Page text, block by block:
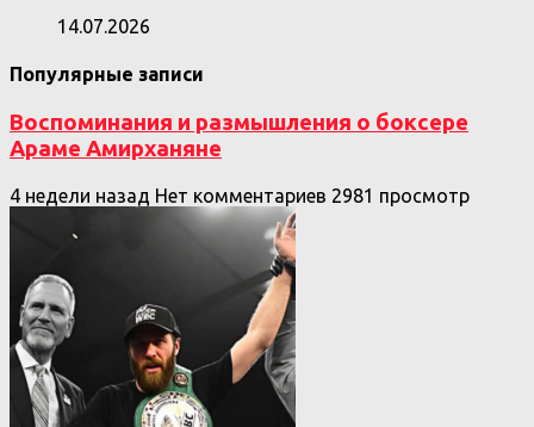
14.07.2026
Популярные записи
Воспоминания и размышления о боксере
Араме Амирханяне
4 недели назад Нет комментариев 2981 просмотр